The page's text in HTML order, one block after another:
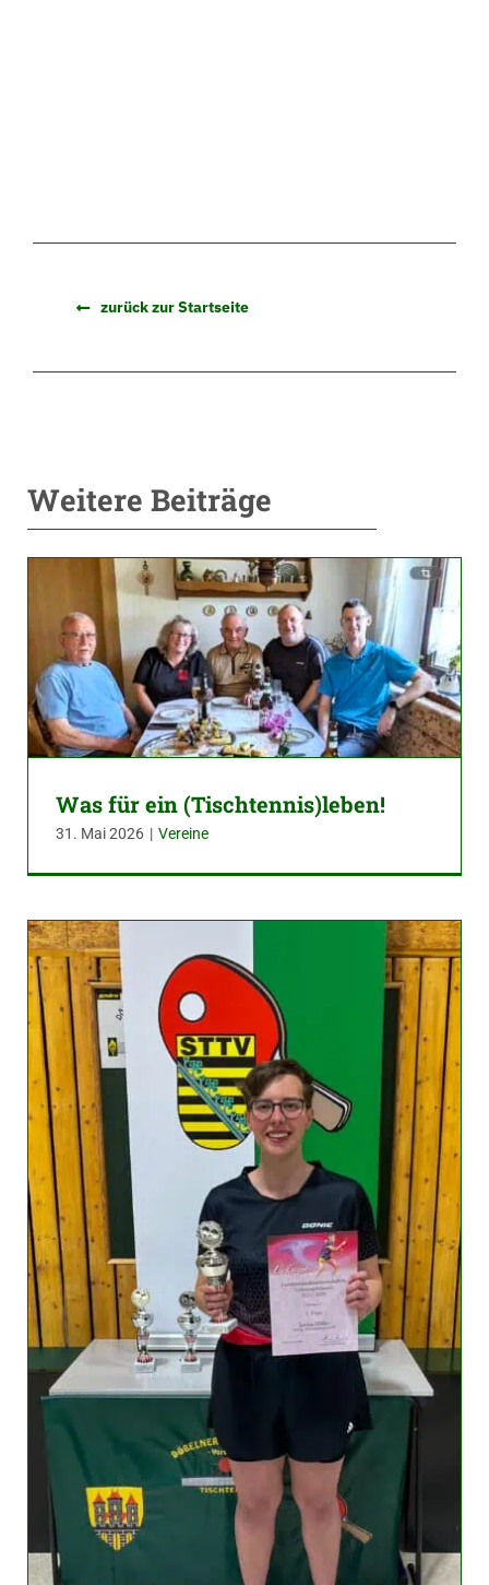
zurück zur Startseite
Weitere Beiträge
Was für ein (Tischtennis)leben!
31. Mai 2026 | Vereine